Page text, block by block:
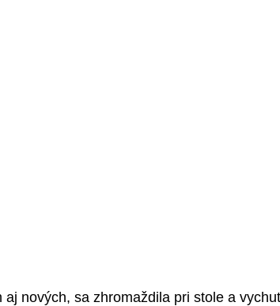
aj nových, sa zhromaždila pri stole a